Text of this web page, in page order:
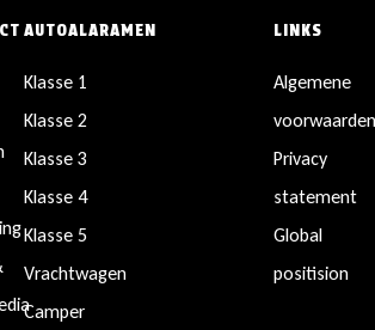
AUTOALARAMEN
Klasse 1
Klasse 2
Klasse 3
Klasse 4
Klasse 5
Vrachtwagen
Camper
LINKS
Algemene
Privacy
statement
Global
positision